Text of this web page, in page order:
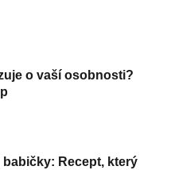
o vaší osobnosti?
Recept, který